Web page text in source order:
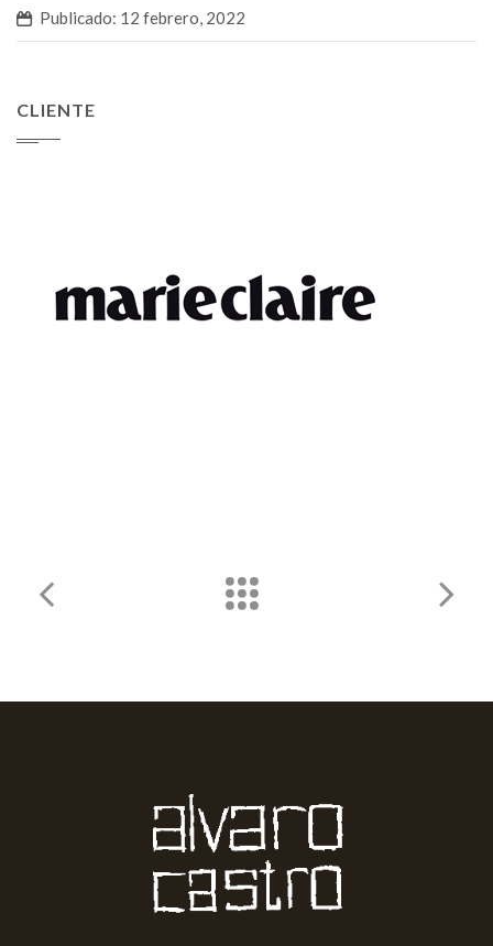
Publicado: 12 febrero, 2022
CLIENTE